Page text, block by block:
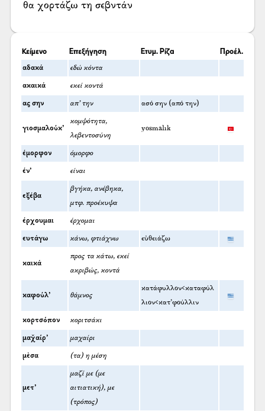
θα χορτάζω τη σεβντάν
Κείμενο Επεξήγηση Ετυμ. Ρίζα Προέλ.
αδακά εδώ κόντα
ακαικά εκεί κοντά
ας σην απ’ την ασό σην (από την)
γιοσμαλούκ’
κομψότητα,
λεβεντοσύνη
yosmalık
έμορφον όμορφο
έν’ είναι
εξέβα
βγήκα, ανέβηκα,
μτφ. προέκυψα
έρχουμαι έρχομαι
ευτάγω κάνω, φτιάχνω εὐθειάζω
καικά
προς τα κάτω, εκεί
ακριβώς, κοντά
καφούλ’ θάμνος
κατάφυλλον<καταφύλ
λιον<κατ’φούλλιν
κορτσόπον κοριτσάκι
μαχ̌αίρ’ μαχαίρι
μὲσα (τα) η μέση
μετ’
μαζί με (με
αιτιατική), με
(τρόπος)